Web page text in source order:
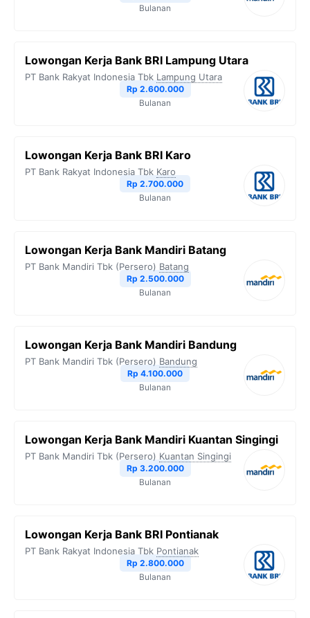
k
Bulanan
Lowongan Kerja Bank BRI Lampung Utara
PT Bank Rakyat Indonesia Tbk Lampung Utara
Rp 2.600.000
Bulanan
Lowongan Kerja Bank BRI Karo
PT Bank Rakyat Indonesia Tbk Karo
Rp 2.700.000
Bulanan
Lowongan Kerja Bank Mandiri Batang
PT Bank Mandiri Tbk (Persero) Batang
Rp 2.500.000
Bulanan
Lowongan Kerja Bank Mandiri Bandung
PT Bank Mandiri Tbk (Persero) Bandung
Rp 4.100.000
Bulanan
Lowongan Kerja Bank Mandiri Kuantan Singingi
PT Bank Mandiri Tbk (Persero) Kuantan Singingi
Rp 3.200.000
Bulanan
Lowongan Kerja Bank BRI Pontianak
PT Bank Rakyat Indonesia Tbk Pontianak
Rp 2.800.000
Bulanan